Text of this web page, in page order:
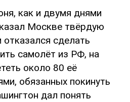
как и двумя днями
Москве твёрдую
отказался сделать
самолёт из РФ, на
около 80 её
обязанных покинуть
дал понять